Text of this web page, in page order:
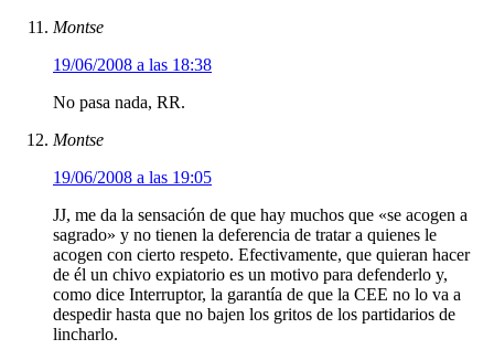
Montse
19/06/2008 a las 18:38
No pasa nada, RR.
Montse
19/06/2008 a las 19:05
JJ, me da la sensación de que hay muchos que «se acogen a
sagrado» y no tienen la deferencia de tratar a quienes le
acogen con cierto respeto. Efectivamente, que quieran hacer
de él un chivo expiatorio es un motivo para defenderlo y,
como dice Interruptor, la garantía de que la CEE no lo va a
despedir hasta que no bajen los gritos de los partidarios de
lincharlo.